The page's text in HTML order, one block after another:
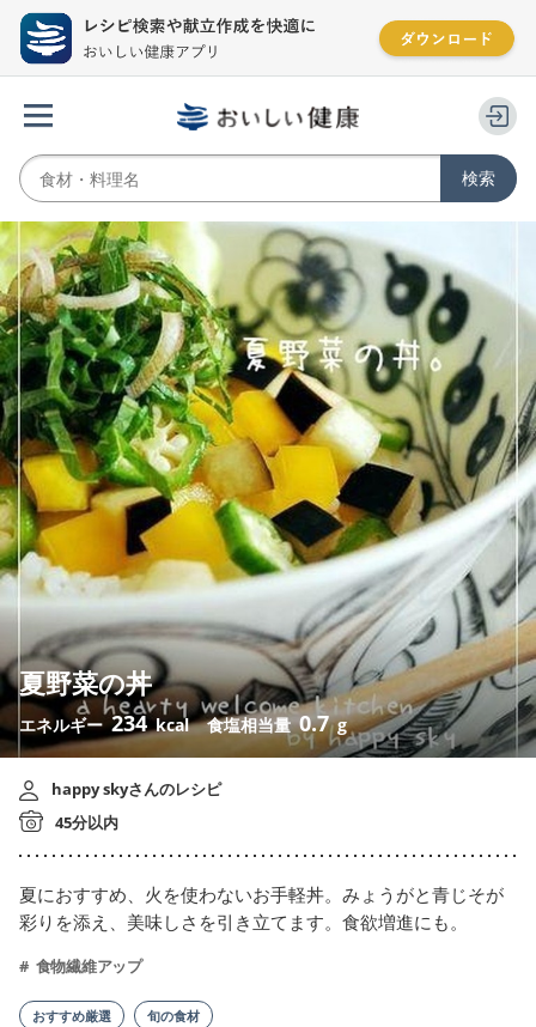
夏野菜の丼
エネルギー234 kcal 食塩相当量0.7 g
happy skyさんのレシピ
45分以内
夏におすすめ、火を使わないお手軽丼。みょうがと青じそが
彩りを添え、美味しさを引き立てます。食欲増進にも。
食物繊維アップ
おすすめ厳選 旬の食材